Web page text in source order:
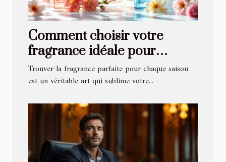
Comment choisir votre
fragrance idéale pour
chaque saison ?
Trouver la fragrance parfaite pour chaque saison
est un véritable art qui sublime votre...